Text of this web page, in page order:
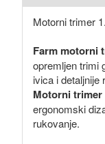
Motorni trimer
Farm motorni
opremljen trimi
ivica i detaljnije
Motorni trimer
ergonomski
rukovanje.